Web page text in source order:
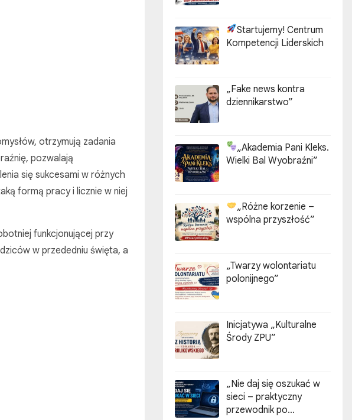
otrzymują zadania
pozwalają
się sukcesami w różnych
formą pracy i licznie w niej
funkcjonującej przy
w przededniu święta, a
Startujemy! Centrum
Kompetencji Liderskich
„Fake news kontra
dziennikarstwo”
„Akademia Pani Kleks.
Wielki Bal Wyobraźni”
„Różne korzenie –
wspólna przyszłość”
„Twarzy wolontariatu
polonijnego”
Inicjatywa „Kulturalne
Środy ZPU”
„Nie daj się oszukać w
sieci – praktyczny
przewodnik po